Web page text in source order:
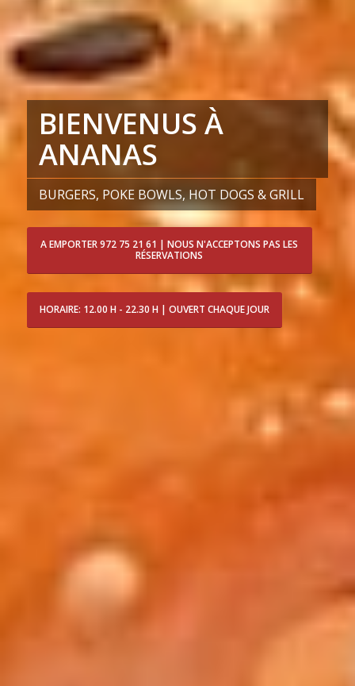
BIENVENUS À
ANANAS
BURGERS, POKE BOWLS, HOT DOGS & GRILL
A EMPORTER 972 75 21 61 | NOUS N'ACCEPTONS PAS LES
RÉSERVATIONS
HORAIRE: 12.00 H - 22.30 H | OUVERT CHAQUE JOUR